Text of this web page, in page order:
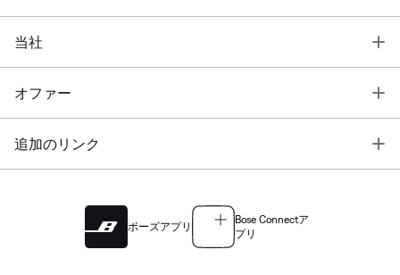
当社
オファー
追加のリンク
ボーズアプリ
Bose Connectア
プリ